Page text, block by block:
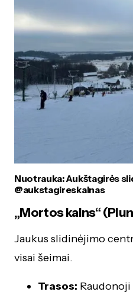
Nuotrauka: Aukštagirės
@aukstagireskalnas
„Mortos kalns“
Jaukus slidinėjimo
visai šeimai.
Trasos: